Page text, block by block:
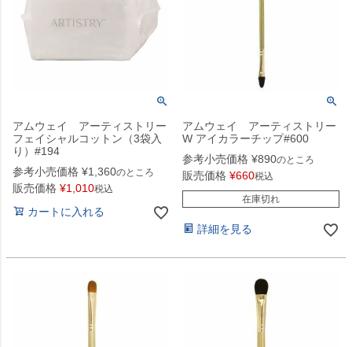
アムウェイ アーティストリー
フェイシャルコットン（3袋入
り）#194
参考小売価格 ¥1,360のところ
販売価格 ¥1,010税込
カートに入れる
アムウェイ アーティストリー
W アイカラーチップ#600
参考小売価格 ¥890のところ
販売価格 ¥660税込
在庫切れ
詳細を見る